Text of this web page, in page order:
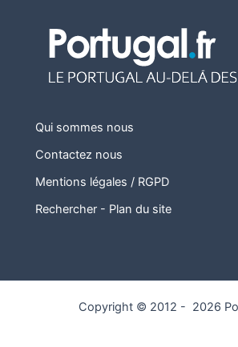
Qui sommes nous
Contactez nous
Mentions légales / RGPD
Rechercher- Plan du site
Copyright © 2012 - 2026